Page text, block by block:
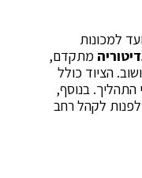
למכונות
מתקדם,
הציוד כולל
בנוסף,
לקהל רחב